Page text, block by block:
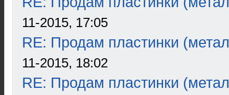
11-2015, 17:05
RE: Продам пластинки
11-2015, 18:02
RE: Продам пластинки